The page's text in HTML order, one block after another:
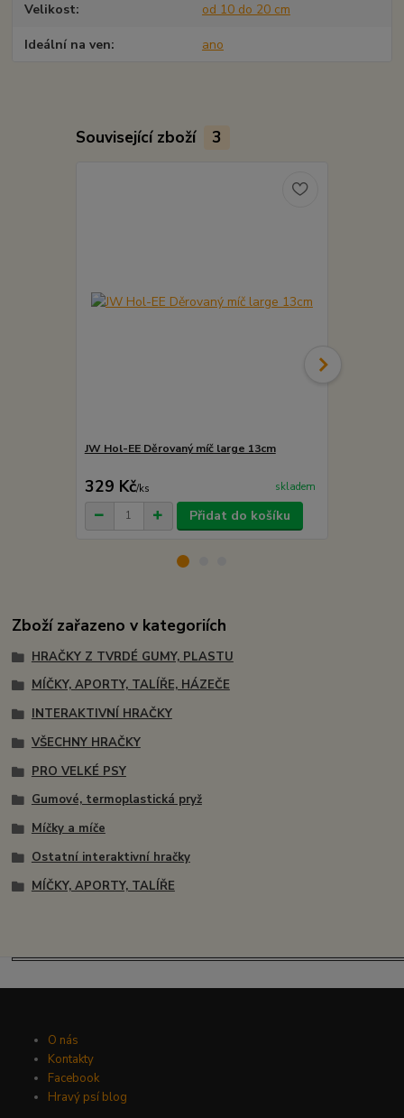
Velikost od 10 do 20 cm
Ideální na ven ano
Související zboží 3
JW Hol-EE Děrovaný míč large 13cm
329 Kč/ks skladem
Přidat do košíku
Zboží zařazeno v kategoriích
HRAČKY Z TVRDÉ GUMY, PLASTU
MÍČKY, APORTY, TALÍŘE, HÁZEČE
INTERAKTIVNÍ HRAČKY
VŠECHNY HRAČKY
PRO VELKÉ PSY
Gumové, termoplastická pryž
Míčky a míče
Ostatní interaktivní hračky
MÍČKY, APORTY, TALÍŘE
O nás
Kontakty
Facebook
Hravý psí blog